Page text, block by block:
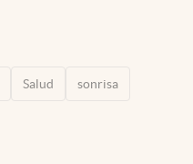
Salud sonrisa